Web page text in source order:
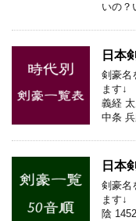
いの
日本
剣豪名
ます↓
義経
中条
日本
剣豪名
ます↓
陰